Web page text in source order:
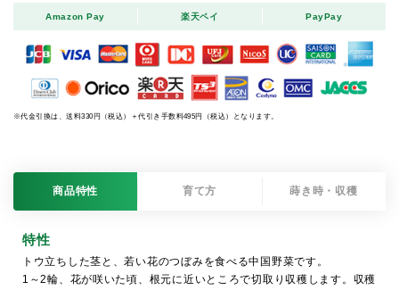
Amazon Pay 楽天ペイ PayPay
※代金引換は、送料330円（税込）＋代引き手数料495円（税込）となります。
商品特性 育て方 蒔き時・収穫
特性
トウ立ちした茎と、若い花のつぼみを食べる中国野菜です。
1～2輪、花が咲いた頃、根元に近いところで切取り収穫します。収穫